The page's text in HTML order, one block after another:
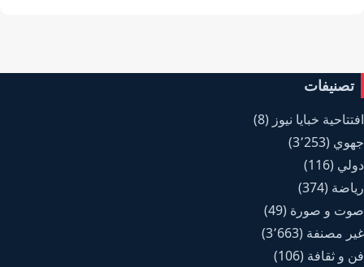
تصنيفات
افتتاحية خبايا نيوز (8)
جهوي (3٬253)
دولي (116)
رياضة (374)
صوت و صورة (49)
غير مصنفة (3٬663)
فن و ثقافة (106)